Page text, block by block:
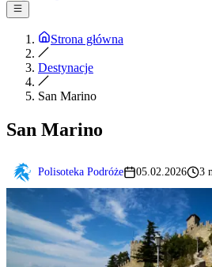
Strona główna
Destynacje
San Marino
San Marino
Polisoteka Podróże 05.02.2026 3